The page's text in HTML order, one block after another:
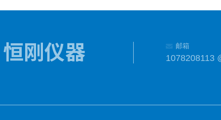
邮箱
1078208113